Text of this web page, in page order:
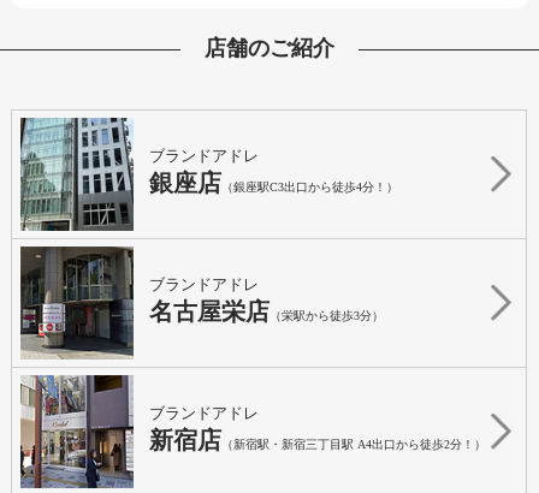
店舗のご紹介
ブランドアドレ
銀座店 （銀座駅C3出口から徒歩4分！）
ブランドアドレ
名古屋栄店 （栄駅から徒歩3分）
ブランドアドレ
新宿店 （新宿駅・新宿三丁目駅 A4出口から徒歩2分！）